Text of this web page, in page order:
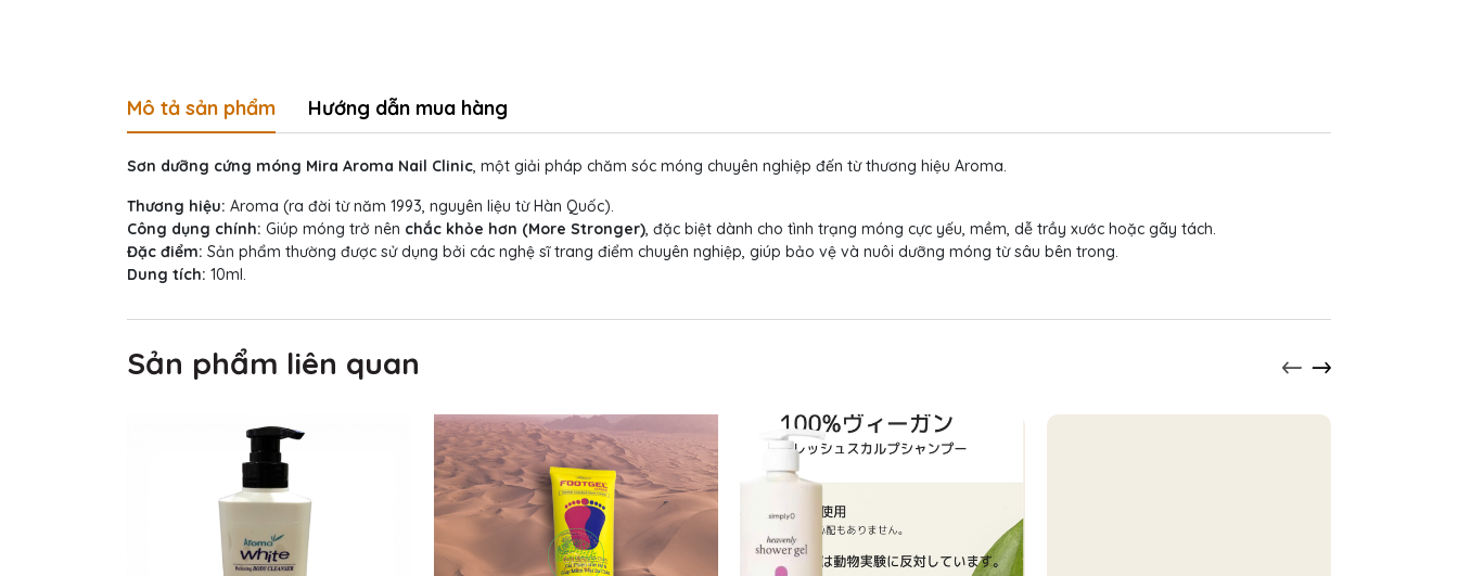
Mô tả sản phẩm Hướng dẫn mua hàng
Sơn dưỡng cứng móng Mira Aroma Nail Clinic, một giải pháp chăm sóc móng chuyên nghiệp đến từ thương hiệu Aroma.
Thương hiệu: Aroma (ra đời từ năm 1993, nguyên liệu từ Hàn Quốc).
Công dụng chính: Giúp móng trở nên chắc khỏe hơn (More Stronger), đặc biệt dành cho tình trạng móng cực yếu, mềm, dễ trầy xước hoặc gãy tách.
Đặc điểm: Sản phẩm thường được sử dụng bởi các nghệ sĩ trang điểm chuyên nghiệp, giúp bảo vệ và nuôi dưỡng móng từ sâu bên trong.
Dung tích: 10ml.
Sản phẩm liên quan